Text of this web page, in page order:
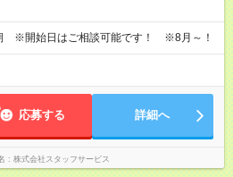
※開始日はご相談可能です！ ※8月～！
応募する 詳細へ
株式会社スタッフサービス